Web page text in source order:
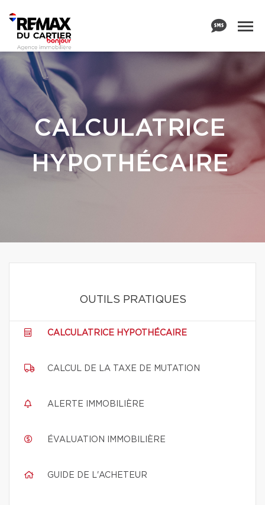
CALCULATRICE
HYPOTHÉCAIRE
OUTILS PRATIQUES
CALCULATRICE HYPOTHÉCAIRE
CALCUL DE LA TAXE DE MUTATION
ALERTE IMMOBILIÈRE
ÉVALUATION IMMOBILIÈRE
GUIDE DE L'ACHETEUR